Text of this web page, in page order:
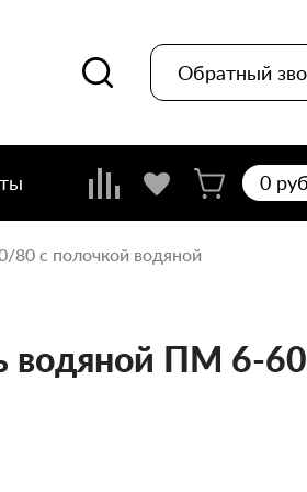
Обратный
0
с полочкой водяной
водяной ПМ 6-